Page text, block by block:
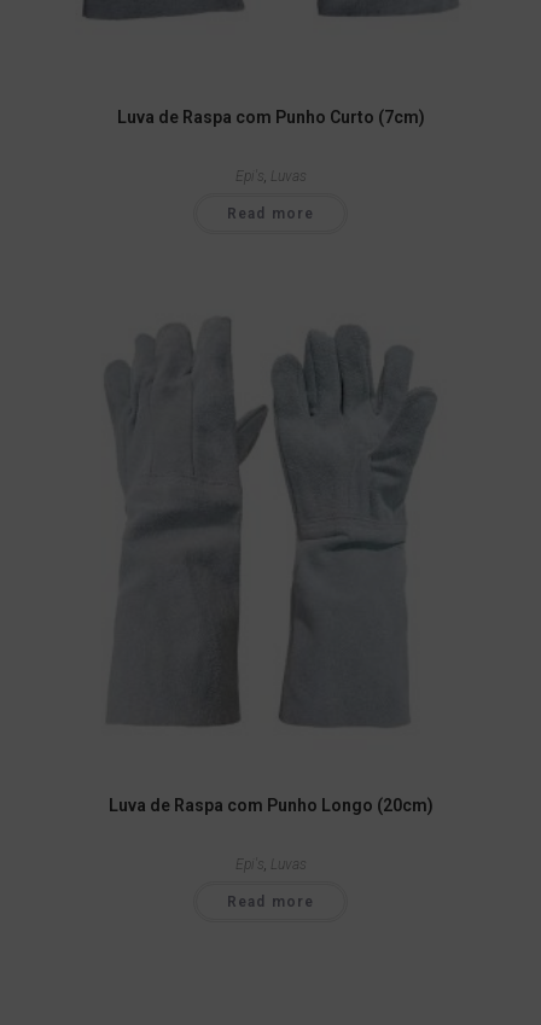
Luva de Raspa com Punho Curto (7cm)
Epi's , Luvas
Read more
Luva de Raspa com Punho Longo (20cm)
Epi's , Luvas
Read more